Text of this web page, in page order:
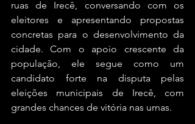
ruas de Irecê, conversando com os
eleitores e apresentando propostas
concretas para o desenvolvimento da
cidade. Com o apoio crescente da
população, ele segue como um
candidato forte na disputa pelas
eleições municipais de Irecê, com
grandes chances de vitória nas urnas.